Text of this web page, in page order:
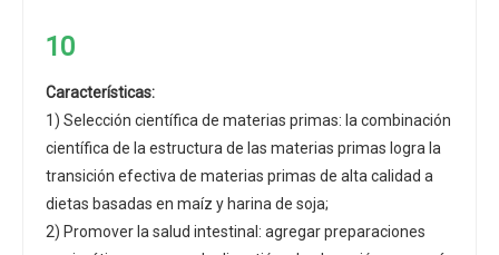
10
Características:
1) Selección científica de materias primas: la combinación
científica de la estructura de las materias primas logra la
transición efectiva de materias primas de alta calidad a
dietas basadas en maíz y harina de soja;
2) Promover la salud intestinal: agregar preparaciones